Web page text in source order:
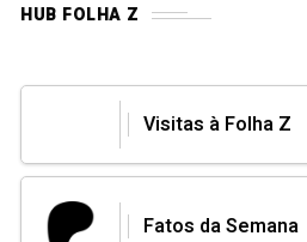
HUB FOLHA Z
Visitas à Folha Z
Fatos da Semana